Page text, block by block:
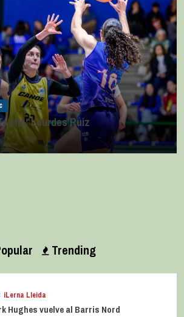
Lourdes Ruiz
Trending
iLerna Lleida
Hughes vuelve al Barris Nord